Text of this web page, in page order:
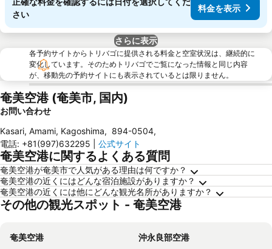
さい
料金を表示
さらに表示
各予約サイトからトリバゴに提供される料金と空室状況は、継続的に
変化しています。そのためトリバゴでご覧になった情報と同じ内容
が、移動先の予約サイトにも表示されているとは限りません。
奄美空港 (奄美市, 国内)
お問い合わせ
Kasari, Amami, Kagoshima, 894-0504,
電話: +81(997)632295 公式サイト
奄美空港に関するよくある質問
奄美空港が奄美市で人気がある理由は何ですか？
奄美空港の近くにはどんな宿泊施設がありますか？
奄美空港の近くには他にどんな観光名所がありますか？
その他の観光スポット - 奄美空港
奄美空港
沖永良部空港